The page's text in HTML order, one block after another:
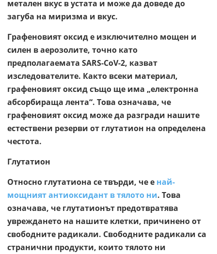
метален вкус в устата и може да доведе до
загуба на миризма и вкус.
Графеновият оксид е изключително мощен и
силен в аерозолите, точно като
предполагаемата SARS-CoV-2, казват
изследователите. Както всеки материал,
графеновият оксид също ще има „електронна
абсорбираща лента“. Това означава, че
графеновият оксид може да разгради нашите
естествени резерви от глутатион на определена
честота.
Глутатион
Относно глутатиона се твърди, че е най-
мощният антиоксидант в тялото ни. Това
означава, че глутатионът предотвратява
увреждането на нашите клетки, причинено от
свободните радикали. Свободните радикали са
странични продукти, които тялото ни